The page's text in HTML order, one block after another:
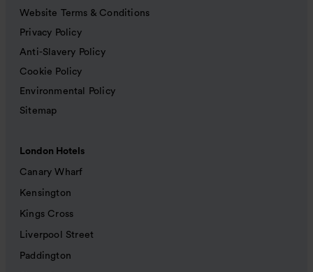
Website Terms & Conditions
Privacy Policy
Anti-Slavery Policy
Cookie Policy
Environmental Policy
Sitemap
London Hotels
Canary Wharf
Kensington
Kings Cross
Liverpool Street
Paddington